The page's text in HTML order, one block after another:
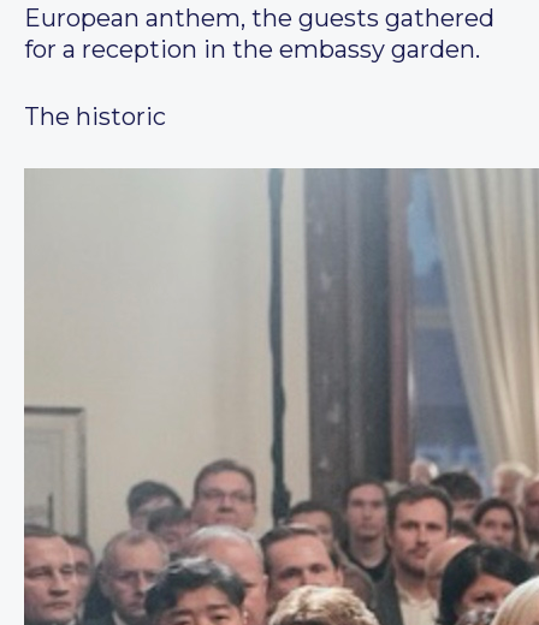
European anthem, the guests gathered
for a reception in the embassy garden.
The historic